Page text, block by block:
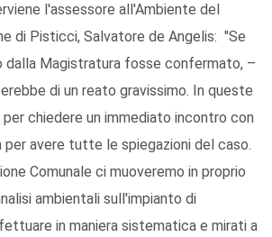
l'assessore all'Ambiente del
di Pisticci, Salvatore de Angelis: "Se
Magistratura fosse confermato, –
di un reato gravissimo. In queste
chiedere un immediato incontro con
avere tutte le spiegazioni del caso.
Comunale ci muoveremo in proprio
ambientali sull'impianto di
in maniera sistematica e mirati a